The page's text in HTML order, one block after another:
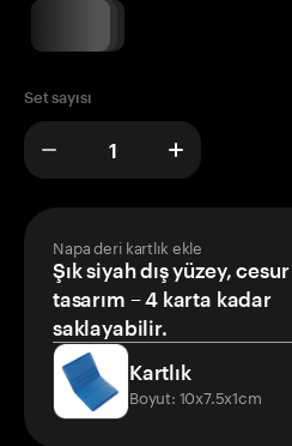
Set sayısı
Napa deri kartlık ekle
Şık siyah dış yüzey,
tasarım – 4 karta kadar
saklayabilir.
Kartlık
Boyut: 10x7.5x1cm